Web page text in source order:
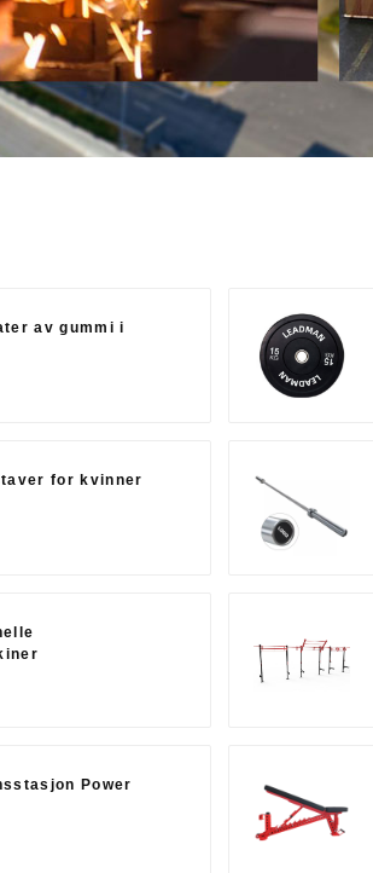
av gummi i
for kvinner
Power